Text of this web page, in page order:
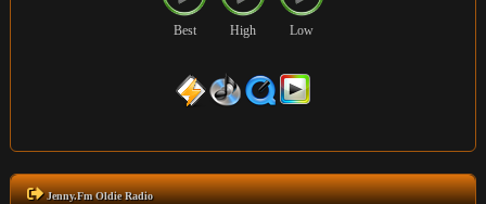
Best High Low
Jenny.Fm Oldie Radio